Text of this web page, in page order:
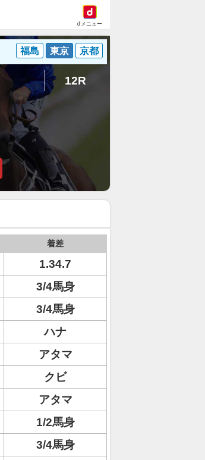
dメニュー
福島 東京 京都
12R
着差
1.34.7
3/4馬身
3/4馬身
ハナ
アタマ
クビ
アタマ
1/2馬身
3/4馬身